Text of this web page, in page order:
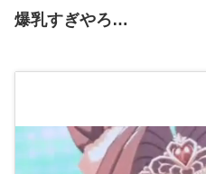
爆乳すぎやろ…